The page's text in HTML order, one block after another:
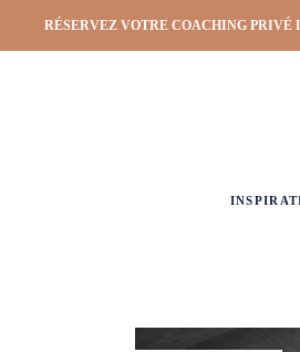
RÉSERVEZ VOTRE COACHING PRIVÉ